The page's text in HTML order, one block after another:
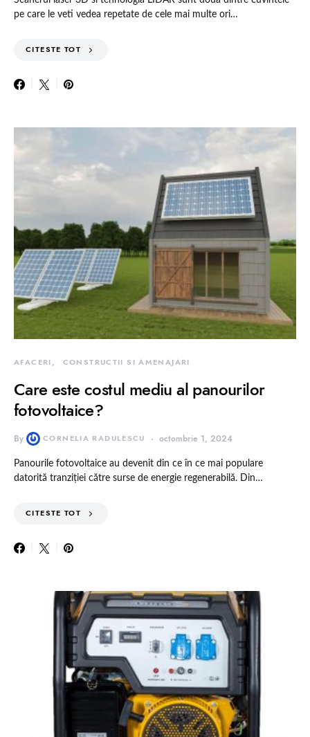
pe care le veti vedea repetate de cele mai multe ori…
CITESTE TOT
AFACERI CONSTRUCTII SI AMENAJARI
Care este costul mediu al panourilor
fotovoltaice?
By CORNELIA RADULESCU octombrie 1, 2024
Panourile fotovoltaice au devenit din ce în ce mai populare
datorită tranziției către surse de energie regenerabilă. Din…
CITESTE TOT